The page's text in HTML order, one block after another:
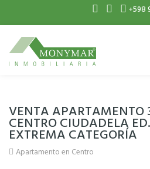
+598
VENTA APARTAMENTO
CENTRO CIUDADELA
EXTREMA CATEGORÍA
Apartamento en Centro